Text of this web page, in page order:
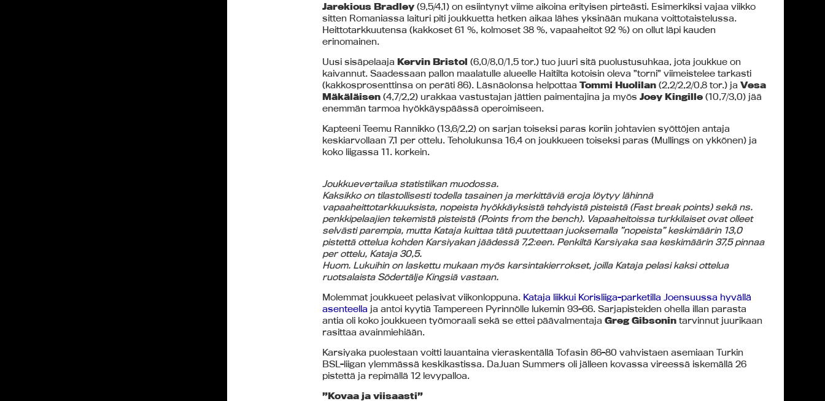
Jarekious Bradley (9,5/4,1) on esiintynyt viime aikoina erityisen pirteästi. Esimerkiksi vajaa viikko
sitten Romaniassa laituri piti joukkuetta hetken aikaa lähes yksinään mukana voittotaistelussa.
Heittotarkkuutensa (kakkoset 61 %, kolmoset 38 %, vapaaheitot 92 %) on ollut läpi kauden
erinomainen.
Uusi sisäpelaajaKervin Bristol (6,0/8,0/1,5 tor.) tuo juuri sitä puolustusuhkaa, jota joukkue on
kaivannut. Saadessaan pallon maalatulle alueelle Haitilta kotoisin oleva ”torni” viimeistelee tarkasti
(kakkosprosenttinsa on peräti 86). Läsnäolonsa helpottaaTommi Huolilan (2,2/2,2/0,8 tor.) jaVesa
Mäkäläisen (4,7/2,2) urakkaa vastustajan jättien paimentajina ja myösJoey Kingille (10,7/3,0) jää
enemmän tarmoa hyökkäyspäässä operoimiseen.
Kapteeni Teemu Rannikko (13,6/2,2) on sarjan toiseksi paras koriin johtavien syöttöjen antaja
keskiarvollaan 7,1 per ottelu. Teholukunsa 16,4 on joukkueen toiseksi paras (Mullings on ykkönen) ja
koko liigassa 11. korkein.
Joukkuevertailua statistiikan muodossa.
Kaksikko on tilastollisesti todella tasainen ja merkittäviä eroja löytyy lähinnä
vapaaheittotarkkuuksista, nopeista hyökkäyksistä tehdyistä pisteistä (Fast break points) sekä ns.
penkkipelaajien tekemistä pisteistä (Points from the bench). Vapaaheitoissa turkkilaiset ovat olleet
selvästi parempia, mutta Kataja kuittaa tätä puutettaan juoksemalla ”nopeista” keskimäärin 13,0
pistettä ottelua kohden Karsiyakan jäädessä 7,2:een. Penkiltä Karsiyaka saa keskimäärin 37,5 pinnaa
per ottelu, Kataja 30,5.
Huom. Lukuihin on laskettu mukaan myös karsintakierrokset, joilla Kataja pelasi kaksi ottelua
ruotsalaista Södertälje Kingsiä vastaan.
Molemmat joukkueet pelasivat viikonloppuna. Kataja liikkui Korisliiga-parketilla Joensuussa hyvällä
asenteella ja antoi kyytiä Tampereen Pyrinnölle lukemin 93-66. Sarjapisteiden ohella illan parasta
antia oli koko joukkueen työmoraali sekä se ettei päävalmentajaGreg Gibsonin tarvinnut juurikaan
rasittaa avainmiehiään.
Karsiyaka puolestaan voitti lauantaina vieraskentällä Tofasin 86-80 vahvistaen asemiaan Turkin
BSL-liigan ylemmässä keskikastissa. DaJuan Summers oli jälleen kovassa vireessä iskemällä 26
pistettä ja repimällä 12 levypalloa.
”Kovaa ja viisaasti”